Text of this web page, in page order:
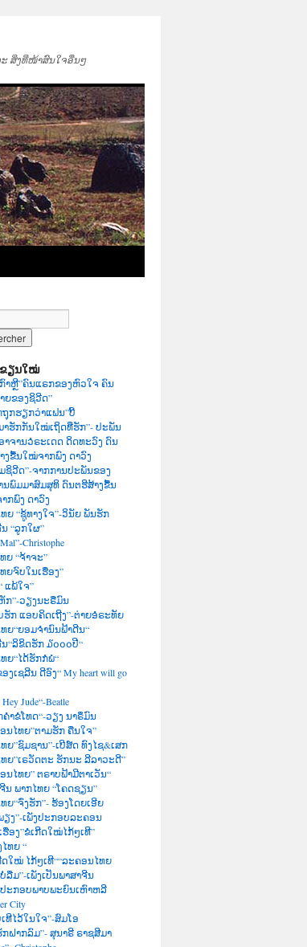
ະ ສິ່ງທີ່ໜ້າສົນໃຈອື່ນໆ
ຂຽນໃໝ່
າຫຼີ”ຄົນແຣກຂອງຫົວໃຈ ຄົນ
ຍຂອງຊິວີດ”
ຖຸກຮຽກວ່າແຟນ”ບີ້
າຮັກກັນໃໝ່ເຖິດທີ່ຮັກ”- ປະພັນ
າຈານວໍຣະເດດ ດິດທະວົງ ດົນ
ງຂື້ນໃໝ່ຈາກພົງ ດາວົງ
ຊິວີດ”-ຈາກການປະພັນຂອງ
ນພົມມາສົມສຸທິ ດົນຕຮີສ້າງຂື້ນ
ກພົງ ດາວົງ
ທຍ “ຊູ້ທາງໃຈ”-ວິນັຍ ພັນຮັກ
“ລູກໃຜ”
Christophe
ຍ “ຈ້າຈະ”
ຍຈົບໃນເຮື່ອງ”
ແພ້ໃຈ”
ກ”-ວຽງນະຣືມົນ
ຮັກ ແອບຄິດເຖີງ”-ຕ່າຍອໍຣະທັຍ
ທຍ“ຍອມຈຳນົນຟ້າດີນ“
“ລິຂິດຮັກ ໓໐໐໐ປີ“
ທຍ“ໄດ້ຮັກກໍພໍ“
ງເຊລີນ ດີອົງ“ My heart will go
Jude“-Beatle
ຄຳຂໍໂທດ“-ວຽງ ນາຣຶມົນ
ນໄທຍ”ຕາມຮັກ ຄືນໃຈ”
ທຍ”ຊົມຊານ”-ເບີສ໌ດ ທົງໄຊ&ເສກ
ທຍ”ເຣວັດຕະ ຮັກນະ ລີລາວະດີ”
ນໄທຍ” ຕຣາບຟ້າມີຕາເວັນ“
ນ ພາກໄທຍ “ໂຄດຊຽນ”
ທຍ“ຈົ່ງຮັກ”- ຮ້ອງໂດຍເອີຍ
ຽງ”-ເພັງປະກອບລະຄອນ
ຮື່ອງ”ຂໍເກີດໃໝ່ໄກ້ໆເທີ”
ໄທຍ “
ດໃໝ່ ໄກ້ໆເທີ““ລະຄອນໄທຍ
ລືມ”-ເພັງເປັນພາສາຈີນ
ປະກອບພາບພະຍົນເຫົາຫລີ
City
ເທີໄວ້ໃນໃຈ”-ສົມໂອ
ກຝາກລົມ”- ສຸນາຣີ ຣາຊສີມາ